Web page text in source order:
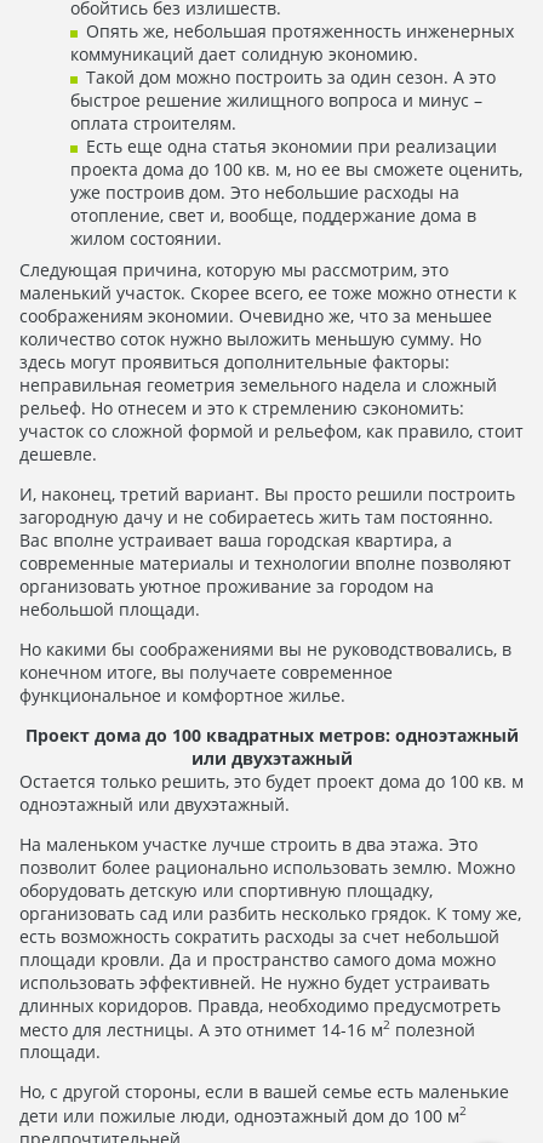
обойтись без излишеств.
Опять же, небольшая протяженность инженерных
коммуникаций дает солидную экономию.
Такой дом можно построить за один сезон. А это
быстрое решение жилищного вопроса и минус –
оплата строителям.
Есть еще одна статья экономии при реализации
проекта дома до 100 кв. м, но ее вы сможете оценить,
уже построив дом. Это небольшие расходы на
отопление, свет и, вообще, поддержание дома в
жилом состоянии.
Следующая причина, которую мы рассмотрим, это
маленький участок. Скорее всего, ее тоже можно отнести к
соображениям экономии. Очевидно же, что за меньшее
количество соток нужно выложить меньшую сумму. Но
здесь могут проявиться дополнительные факторы:
неправильная геометрия земельного надела и сложный
рельеф. Но отнесем и это к стремлению сэкономить:
участок со сложной формой и рельефом, как правило, стоит
дешевле.
И, наконец, третий вариант. Вы просто решили построить
загородную дачу и не собираетесь жить там постоянно.
Вас вполне устраивает ваша городская квартира, а
современные материалы и технологии вполне позволяют
организовать уютное проживание за городом на
небольшой площади.
Но какими бы соображениями вы не руководствовались, в
конечном итоге, вы получаете современное
функциональное и комфортное жилье.
Проект дома до 100 квадратных метров: одноэтажный
или двухэтажный
Остается только решить, это будет проект дома до 100 кв. м
одноэтажный или двухэтажный.
На маленьком участке лучше строить в два этажа. Это
позволит более рационально использовать землю. Можно
оборудовать детскую или спортивную площадку,
организовать сад или разбить несколько грядок. К тому же,
есть возможность сократить расходы за счет небольшой
площади кровли. Да и пространство самого дома можно
использовать эффективней. Не нужно будет устраивать
длинных коридоров. Правда, необходимо предусмотреть
место для лестницы. А это отнимет 14-16 м2 полезной
площади.
Но, с другой стороны, если в вашей семье есть маленькие
дети или пожилые люди, одноэтажный дом до 100 м2